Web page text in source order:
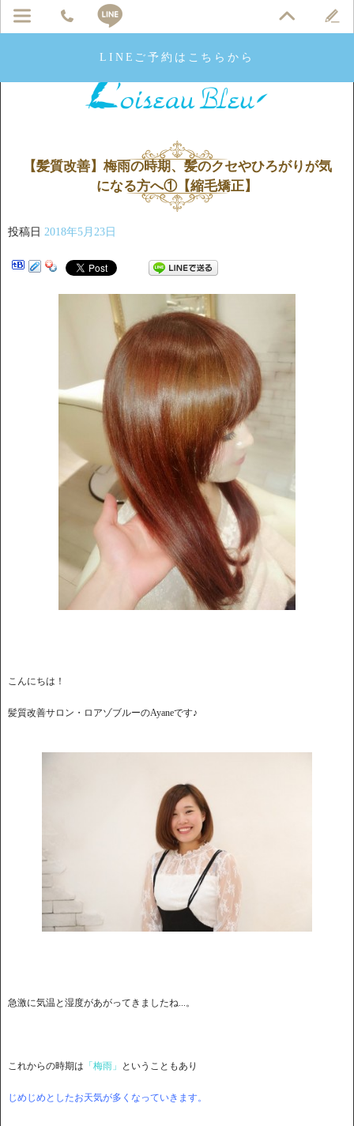
LINEご予約はこちらから
【髪質改善】梅雨の時期、髪のクセやひろがりが気
になる方へ①【縮毛矯正】
投稿日 2018年5月23日
こんにちは！
髪質改善サロン・ロアゾブルーのAyaneです♪
急激に気温と湿度があがってきましたね...。
これからの時期は 「梅雨」 ということもあり
じめじめとしたお天気が多くなっていきます。